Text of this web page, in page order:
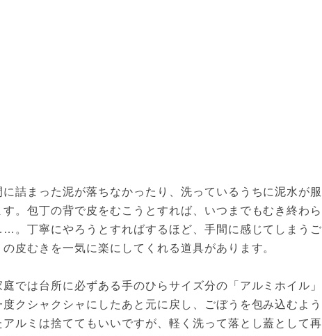
詰まった泥が落ちなかったり、洗っているうちに泥水が服
。包丁の背で皮をむこうとすれば、いつまでもむき終わら
。丁寧にやろうとすればするほど、手間に感じてしまうご
皮むきを一気に楽にしてくれる道具があります。
では台所に必ずある手のひらサイズ分の「アルミホイル」
クシャクシャにしたあと元に戻し、ごぼうを包み込むよう
ルミは捨ててもいいですが、軽く洗って落とし蓋として再